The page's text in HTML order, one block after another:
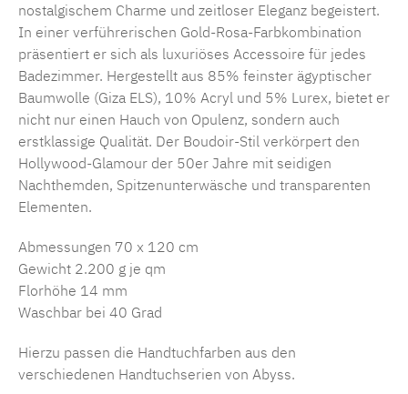
nostalgischem Charme und zeitloser Eleganz begeistert.
In einer verführerischen Gold-Rosa-Farbkombination
präsentiert er sich als luxuriöses Accessoire für jedes
Badezimmer. Hergestellt aus 85% feinster ägyptischer
Baumwolle (Giza ELS), 10% Acryl und 5% Lurex, bietet er
nicht nur einen Hauch von Opulenz, sondern auch
erstklassige Qualität. Der Boudoir-Stil verkörpert den
Hollywood-Glamour der 50er Jahre mit seidigen
Nachthemden, Spitzenunterwäsche und transparenten
Elementen.
Abmessungen 70 x 120 cm
Gewicht 2.200 g je qm
Florhöhe 14 mm
Waschbar bei 40 Grad
Hierzu passen die Handtuchfarben aus den
verschiedenen Handtuchserien von Abyss.